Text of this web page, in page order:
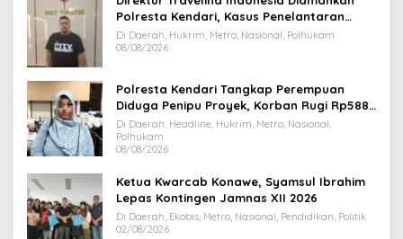
Polresta Kendari, Kasus Penelantaran
Jemaah Umrah Masuk Babak Baru
Di Daerah, Hukrim, Metro, Nasional, Polhukam
08/08/2026
Polresta Kendari Tangkap Perempuan
Diduga Penipu Proyek, Korban Rugi Rp588,1
Juta
Di Daerah, Headline, Hukrim, Metro, Nasional,
Polhukam
08/08/2026
Ketua Kwarcab Konawe, Syamsul Ibrahim
Lepas Kontingen Jamnas XII 2026
Di Daerah, Ekobis, Metro, Nasional, Pendidikan, Politik
02/08/2026